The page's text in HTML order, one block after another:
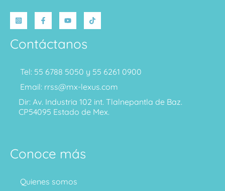
Contáctanos
Tel: 55 6788 5050 y 55 6261 0900
Email: rrss@mx-lexus.com
Dir: Av. Industria 102 int. Tlalnepantla de Baz.
CP54095 Estado de Mex.
Conoce más
Quienes somos